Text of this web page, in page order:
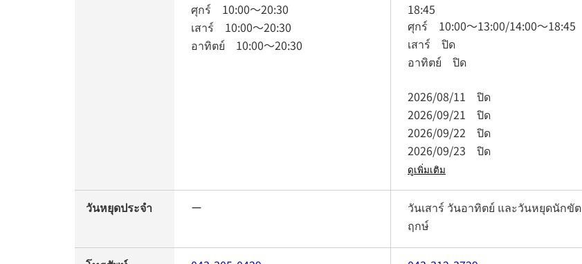
ศุกร์ 10:00～20:30
เสาร์ 10:00～20:30
อาทิตย์ 10:00～20:30
18:45
ศุกร์ 10:00～13:00/14:00～18:45
เสาร์ ปิด
อาทิตย์ ปิด
2026/08/11 ปิด
2026/09/21 ปิด
2026/09/22 ปิด
2026/09/23 ปิด
ดูเพิ่มเติม
วันหยุดประจำ ー
วันเสาร์ วันอาทิตย์ และวันหยุดนักขัต
ฤกษ์